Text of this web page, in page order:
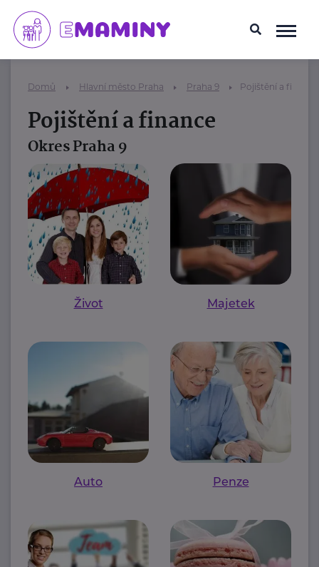
Domů Hlavní město Praha Praha 9 Pojištění a finance
Pojištění a finance
Okres Praha 9
Život Majetek
Auto Penze